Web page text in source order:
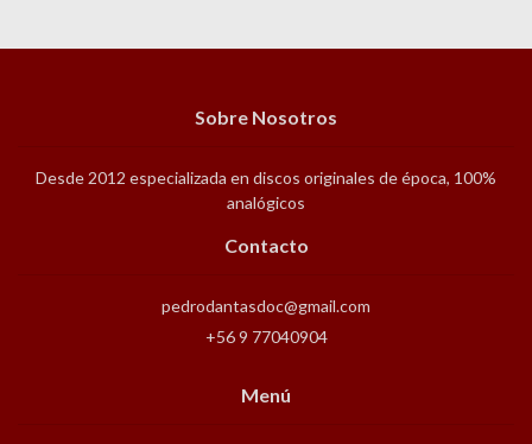
Sobre Nosotros
Desde 2012 especializada en discos originales de época, 100%
analógicos
Contacto
pedrodantasdoc@gmail.com
+56 9 77040904
Menú